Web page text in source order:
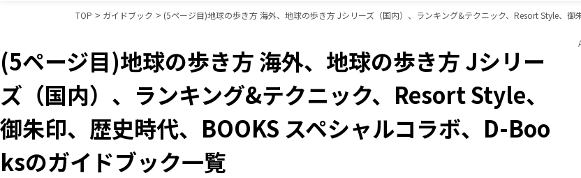
TOP ガイドブック (5ページ目)地球の歩き方 海外、地球の歩き方 Jシリーズ（国内）、ランキング&テクニック、Resort Style、
(5ページ目)地球の歩き方 海外、地球の歩き方 Jシリー
ズ（国内）、ランキング&テクニック、Resort Style、
御朱印、歴史時代、BOOKS スペシャルコラボ、D-Boo
ksのガイドブック一覧